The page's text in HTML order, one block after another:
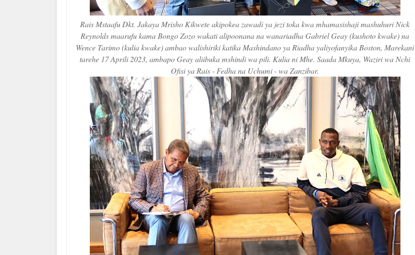
Rais Mstaafu Dkt. Jakaya Mrisho Kikwete akipokea zawadi ya jezi toka kwa mhamasishaji mashuhuri Nick
Reynolds maarufu kama Bongo Zozo wakati alipoonana na wanariadha Gabriel Geay (kushoto kwake) na
Wence Tarimo (kulia kwake) ambao walishiriki katika Mashindano ya Riadha yaliyofanyika Boston, Marekani
tarehe 17 Aprili 2023, ambapo Geay aliibuka mshindi wa pili. Kulia ni Mhe. Saada Mkuya, Waziri wa Nchi
Ofisi ya Rais - Fedha na Uchumi - wa Zanzibar.